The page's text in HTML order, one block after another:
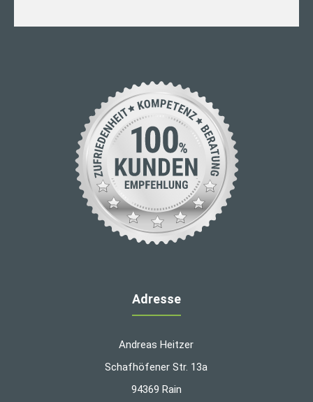
Adresse
Andreas Heitzer
Schafhöfener Str. 13a
94369 Rain